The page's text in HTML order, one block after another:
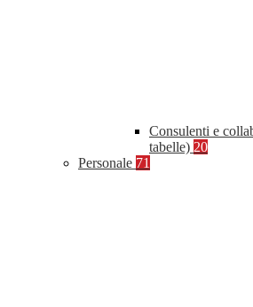
Consulenti e
tabelle) 20
Personale 71